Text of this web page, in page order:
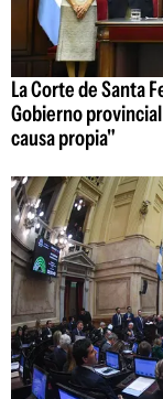
La Corte de Santa
Gobierno
causa propia"